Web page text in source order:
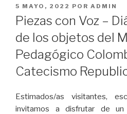
PUBLICADO
EL
5 MAYO, 2022 POR ADMIN
Piezas con Voz –
de los objetos del
Pedagógico
Catecismo
Estimados/as visitantes,
invitamos a disfrutar de